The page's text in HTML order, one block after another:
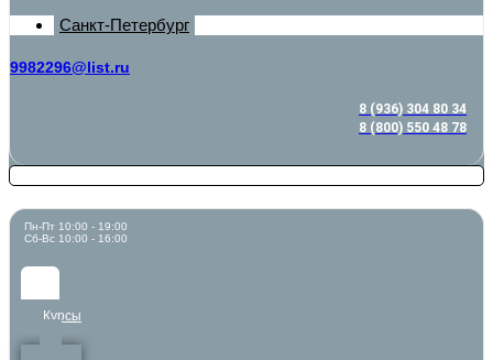
Санкт-Петербург
9982296@list.ru
8 (936) 304 80 34
8 (800) 550 48 78
Пн-Пт 10:00 - 19:00
Сб-Вс 10:00 - 16:00
Курсы